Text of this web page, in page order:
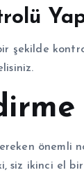
şekilde
önemli
siz ikinci el